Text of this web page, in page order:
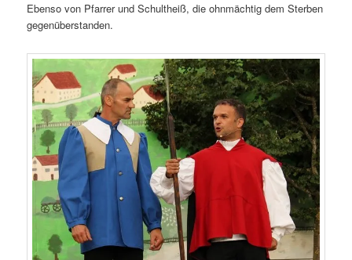
Ebenso von Pfarrer und Schultheiß, die ohnmächtig dem Sterben
gegenüberstanden.